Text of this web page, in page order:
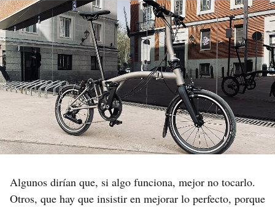
Algunos dirían que, si algo funciona, mejor no tocarlo.
Otros, que hay que insistir en mejorar lo perfecto, porque